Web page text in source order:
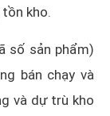
kho.
số sản phẩm)
bán chạy và
và dự trù kho